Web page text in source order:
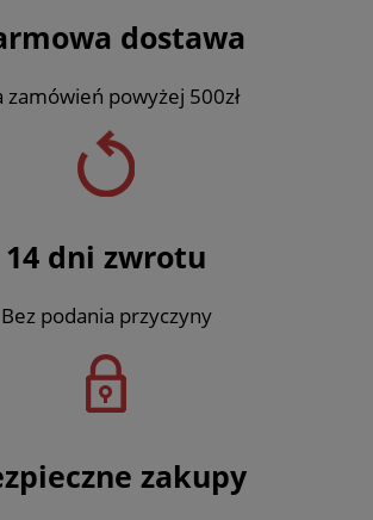
dostawa
zamówień powyżej 500zł
14 dni zwrotu
Bez podania przyczyny
zakupy